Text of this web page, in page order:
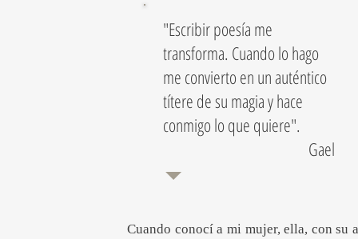
"Escribir poesía me
transforma. Cuando lo hago
me convierto en un auténtico
títere de su magia y hace
conmigo lo que quiere".
Gael
Cuando conocí a mi mujer, ella, con su